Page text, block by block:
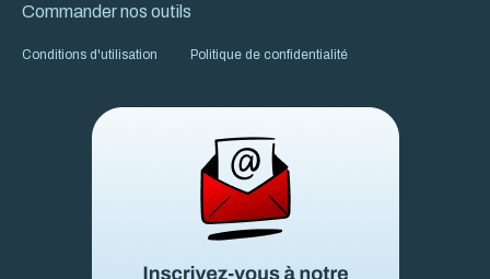
Commander nos outils
Conditions d'utilisation Politique de confidentialité